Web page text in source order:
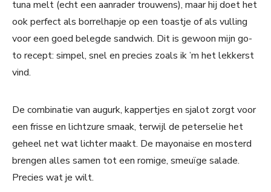
tuna melt (echt een aanrader trouwens), maar hij doet het
ook perfect als borrelhapje op een toastje of als vulling
voor een goed belegde sandwich. Dit is gewoon mijn go-
to recept: simpel, snel en precies zoals ik ’m het lekkerst
vind.
De combinatie van augurk, kappertjes en sjalot zorgt voor
een frisse en lichtzure smaak, terwijl de peterselie het
geheel net wat lichter maakt. De mayonaise en mosterd
brengen alles samen tot een romige, smeuïge salade.
Precies wat je wilt.